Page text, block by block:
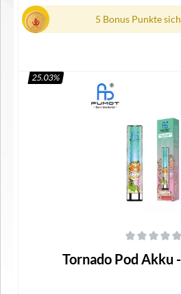
5 Bonus Punkte
In den Warenkorb
25.03%
Tornado Pod Akku